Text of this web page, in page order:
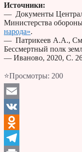
Источники:
— Документы
Министерства
народа».
— Патрикеев А.А.,
Бессмертный полк
— Иваново, 2020, С.
⭐Просмотры: 200
Email
VK
Odnoklassniki